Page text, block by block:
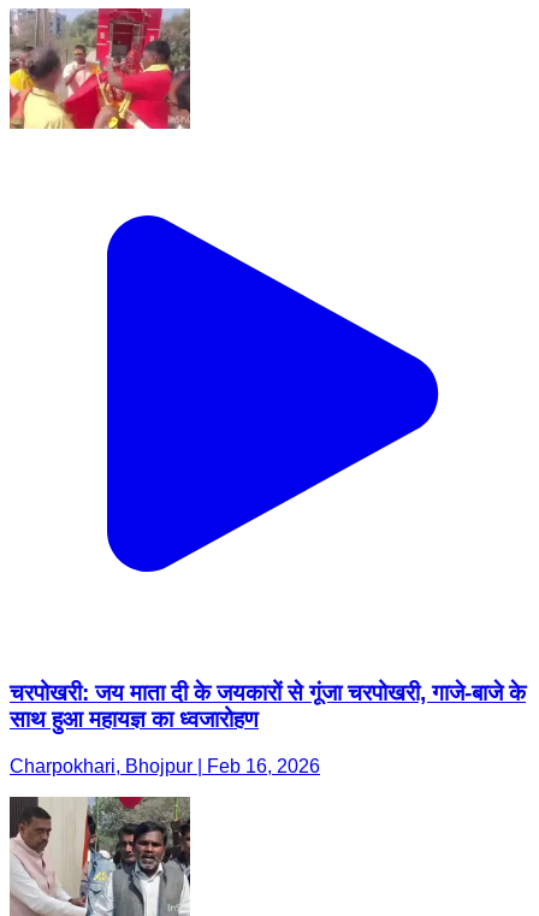
चरपोखरी: जय माता दी के जयकारों से गूंजा चरपोखरी, गाजे-बाजे के
साथ हुआ महायज्ञ का ध्वजारोहण
Charpokhari, Bhojpur | Feb 16, 2026